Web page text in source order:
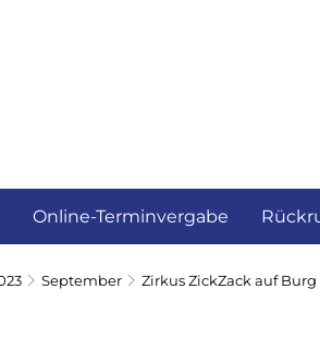
Online-Terminvergabe
September Zirkus ZickZack auf